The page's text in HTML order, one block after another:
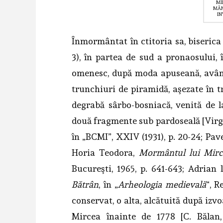
Înmormântat în ctitoria sa,
3), în partea de sud a
omenesc, după moda apuseană,
trunchiuri de piramidă, aşezate în
degrabă sârbo-bosniacă, venită
două fragmente sub pardoseală
în „BCMI”, XXIV (1931), p. 20-24;
Horia Teodora, Mormântul lui
Bucureşti, 1965, p. 641-643;
Bătrân, în „Arheologia medievală“,
conservat, o alta, alcătuită după
Mircea înainte de 1778 [C.